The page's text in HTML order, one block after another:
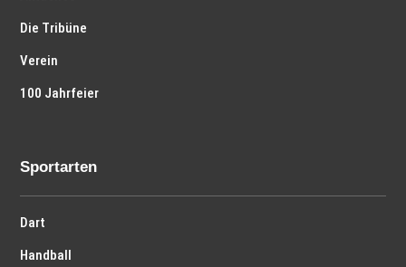
Die Tribüne
Verein
100 Jahrfeier
Sportarten
Dart
Handball